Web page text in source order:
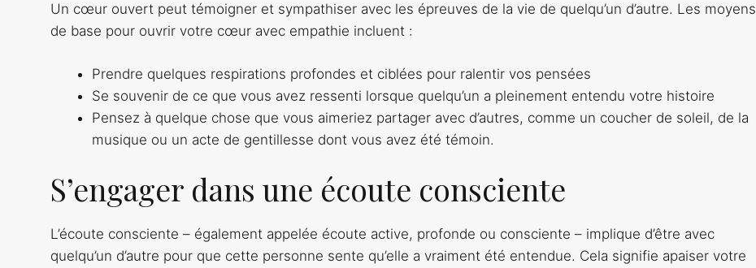
Un cœur ouvert peut témoigner et sympathiser avec les épreuves de la vie de quelqu’un d’autre. Les moyens
de base pour ouvrir votre cœur avec empathie incluent :
Prendre quelques respirations profondes et ciblées pour ralentir vos pensées
Se souvenir de ce que vous avez ressenti lorsque quelqu’un a pleinement entendu votre histoire
Pensez à quelque chose que vous aimeriez partager avec d’autres, comme un coucher de soleil, de la
musique ou un acte de gentillesse dont vous avez été témoin.
S’engager dans une écoute consciente
L’écoute consciente – également appelée écoute active, profonde ou consciente – implique d’être avec
quelqu’un d’autre pour que cette personne sente qu’elle a vraiment été entendue. Cela signifie apaiser votre